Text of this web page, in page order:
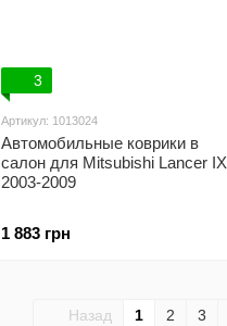
3
Артикул: 1013024
Автомобильные коврики в
салон для Mitsubishi Lancer IX
2003-2009
1 883 грн
Назад 1 2 3